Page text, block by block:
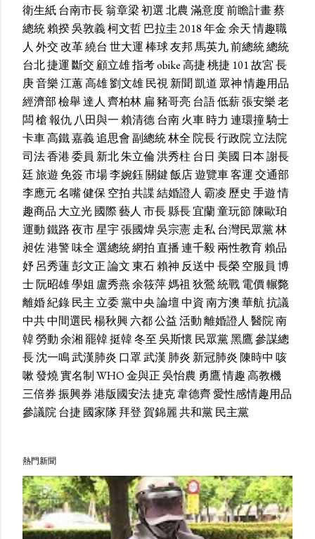
衛生紙台南市長翁章梁初選北農滿意度前瞻計畫蔡
總統賴揆吳敦義柯文哲巴拉圭2018年金余天情趣職
人 外交改革繞台 世大運棒球友邦馬英九前總統總統
台北捷運斷交 顧立雄指考obike高捷桃捷 101故宮長
庚音樂江蕙高雄劉文雄民視新聞凱道 眾神情趣用品
經濟部檢舉達人 齊柏林 扁豬哥亮台語低薪張安樂老
闆槍報仇 八田與一賴清德台南火車時力 連環撞騎士
卡車高鐵嘉義追思會副總統林全院長行政院立法院
司法香港委員 新北朱立倫洪秀柱 台日 美國 日本謝長
廷旅遊 免簽市場李婉鈺關鍵飯店遊覽車客運交通部
李應元名嘴健保空拍共諜結婚證人 霸凌 歷史 手遊情
趣商品 大立光國際藝人 市長縣長宜蘭童玩節陳歐珀
運動鐵路夜市星宇張國煒吳宗憲走私台灣民眾黨林
昶佐港警味全選總統網拍直播連千毅兩性教育賴品
妤呂秀蓮彭文正論文東石賴神 反送中 長榮空服員 博
士阮昭雄學姐 盧秀燕余筱萍媽祖 狄鶯統戰電價輾斃
離婚紀錄民主 立委黨中央論壇中資南方澳華航抗議
中共中間選民楊秋興六都公益活動離婚證人 醫院南
韓勞動余湘罷韓挺韓冬至吳斯懷 民眾黨黑鷹參謀總
長沈一鳴武漢肺炎 口罩武漢 肺炎 新冠肺炎陳時中 咳
嗽發燒實名制WHO金與正吳怡農 勇鷹情趣高教機
三倍券振興券港版國安法捷克韋德齊愛性感情趣用品
參議院台捷 國家隊拜登賀錦麗共和黨民主黨
熱門新聞